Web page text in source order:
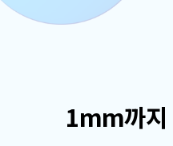
1mm까지